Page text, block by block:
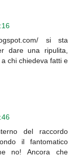
si sta
dare una ripulita,
chi chiedeva fatti e
del raccordo
il fantomatico
no! Ancora che